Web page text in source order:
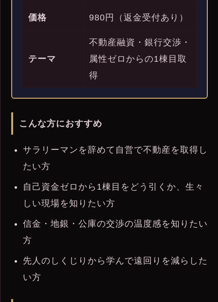
価格 980円（返金受付あり）
テーマ
不動産融資・銀行交渉・
属性ゼロからの1棟目取
得
こんな方におすすめ
サラリーマンを辞めて自営で不動産を取得し
たい方
自己資金ゼロから1棟目をどう引くか、生々
しい現場を知りたい方
信金・地銀・公庫の交渉の温度感を知りたい
方
先人のしくじりから学んで遠回りを減らした
い方